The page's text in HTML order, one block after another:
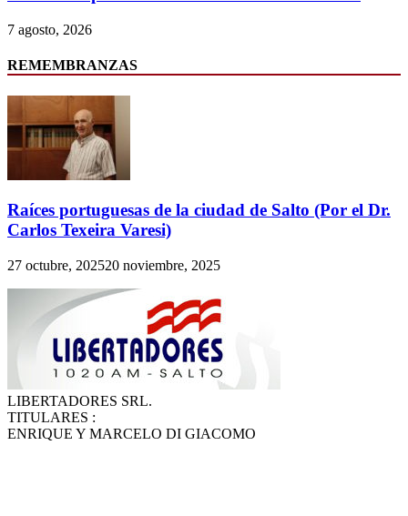
7 agosto, 2026
REMEMBRANZAS
Raíces portuguesas de la ciudad de Salto (Por el Dr.
Carlos Texeira Varesi)
27 octubre, 202520 noviembre, 2025
LIBERTADORES SRL.
TITULARES :
ENRIQUE Y MARCELO DI GIACOMO